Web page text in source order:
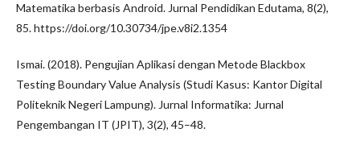
Matematika berbasis Android. Jurnal Pendidikan Edutama, 8(2),
85. https://doi.org/10.30734/jpe.v8i2.1354
Ismai. (2018). Pengujian Aplikasi dengan Metode Blackbox
Testing Boundary Value Analysis (Studi Kasus: Kantor Digital
Politeknik Negeri Lampung). Jurnal Informatika: Jurnal
Pengembangan IT (JPIT), 3(2), 45–48.